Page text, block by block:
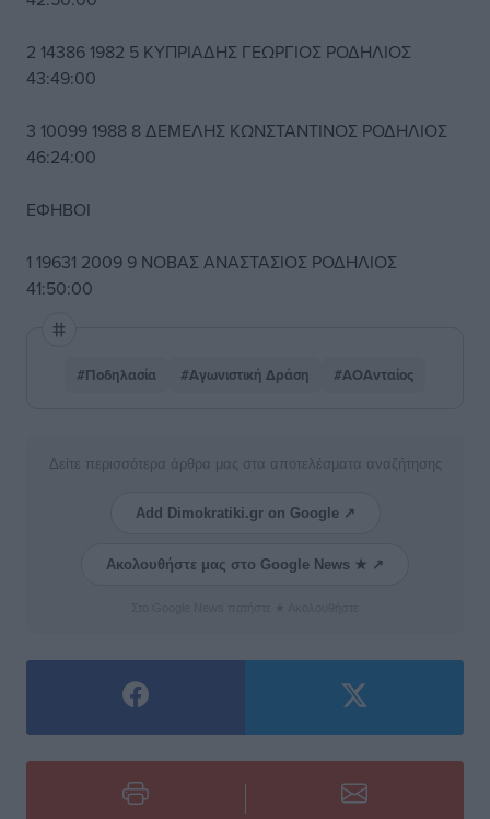
2 14386 1982 5 ΚΥΠΡΙΑΔΗΣ ΓΕΩΡΓΙΟΣ ΡΟΔΗΛΙΟΣ
43:49:00
3 10099 1988 8 ΔΕΜΕΛΗΣ ΚΩΝΣΤΑΝΤΙΝΟΣ ΡΟΔΗΛΙΟΣ
46:24:00
ΕΦΗΒΟΙ
1 19631 2009 9 ΝΟΒΑΣ ΑΝΑΣΤΑΣΙΟΣ ΡΟΔΗΛΙΟΣ
41:50:00
#Ποδηλασία #Αγωνιστική Δράση #ΑΟΑνταίος
Δείτε περισσότερα άρθρα μας στα αποτελέσματα αναζήτησης
Add Dimokratiki.gr on Google ↗
Ακολουθήστε μας στο Google News ★ ↗